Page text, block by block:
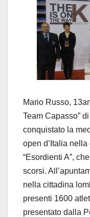
Mario Russo,
Team Capasso”
conquistato la
open d’Italia
“Esordienti A”,
scorsi.
nella cittadina
presenti 1600
presentato dalla